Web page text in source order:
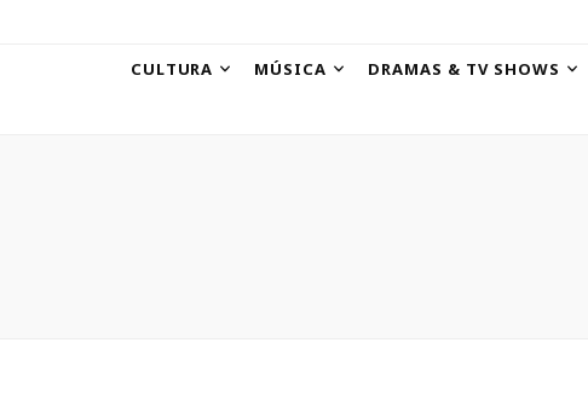
CULTURA MÚSICA DRAMAS & TV SHOWS